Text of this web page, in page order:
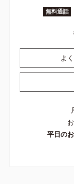
無料通話
よ
平日の